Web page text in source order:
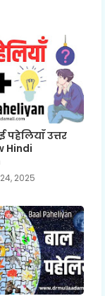
पहेलियाँ उत्तर
Hindi
2025